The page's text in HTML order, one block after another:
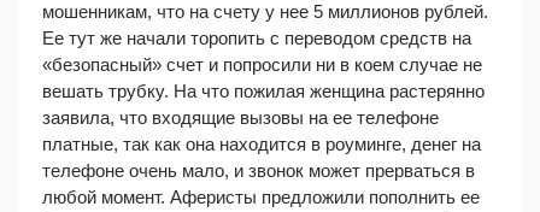
мошенникам, что на счету у нее 5 миллионов рублей.
Ее тут же начали торопить с переводом средств на
«безопасный» счет и попросили ни в коем случае не
вешать трубку. На что пожилая женщина растерянно
заявила, что входящие вызовы на ее телефоне
платные, так как она находится в роуминге, денег на
телефоне очень мало, и звонок может прерваться в
любой момент. Аферисты предложили пополнить ее